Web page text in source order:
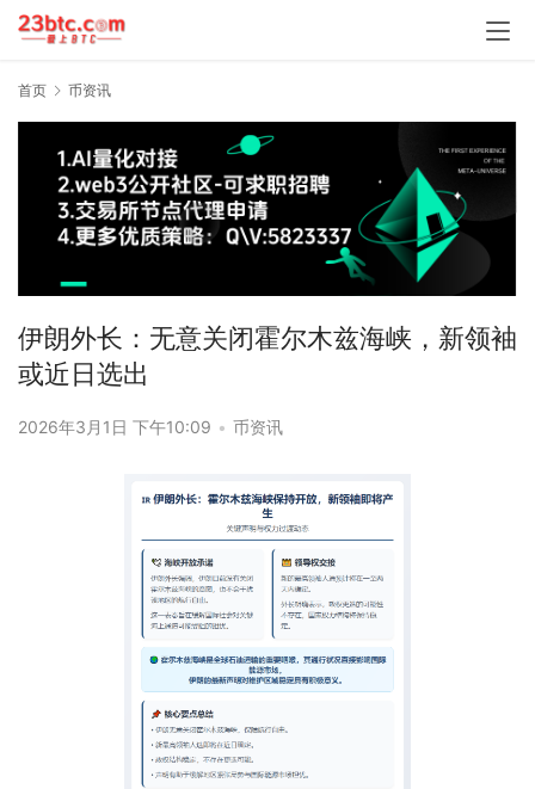
首页 币资讯
伊朗外长：无意关闭霍尔木兹海峡，新领袖
或近日选出
2026年3月1日 下午10:09 • 币资讯